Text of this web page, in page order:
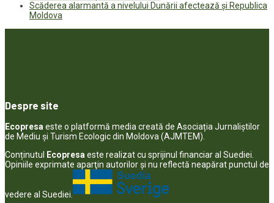
Scăderea alarmantă a nivelului Dunării afectează și Republica
Moldova
Despre site
Ecopresa este o platformă media creată de Asociația Jurnaliștilor
de Mediu și Turism Ecologic din Moldova (AJMTEM).
Conținutul Ecopresa este realizat cu sprijinul financiar al Suediei.
Opiniile exprimate aparţin autorilor şi nu reflectă neapărat punctul de
vedere al Suediei.